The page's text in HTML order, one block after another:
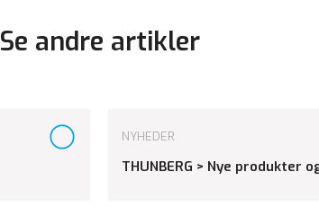
Se andre artikler
NYHEDER
THUNBERG > Nye produkter